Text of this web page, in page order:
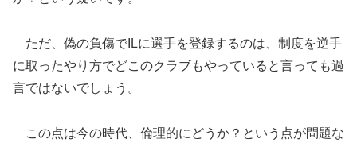
ただ、偽の負傷でILに選手を登録するのは、制度を逆手
に取ったやり方でどこのクラブもやっていると言っても過
言ではないでしょう。
この点は今の時代、倫理的にどうか？という点が問題な